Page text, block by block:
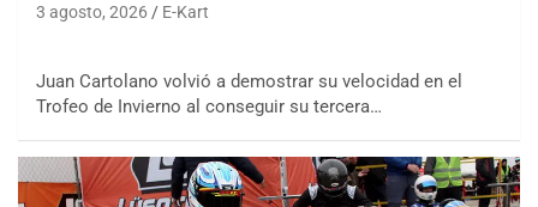
3 agosto, 2026 E-Kart
Juan Cartolano volvió a demostrar su velocidad en el
Trofeo de Invierno al conseguir su tercera…